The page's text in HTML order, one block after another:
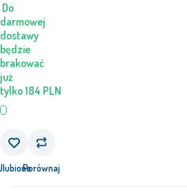
Do
darmowej
dostawy
będzie
brakować
już
tylko184 PLN
Porównaj